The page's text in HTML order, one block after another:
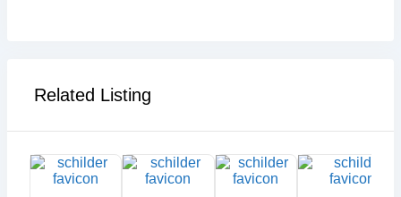
Related Listing